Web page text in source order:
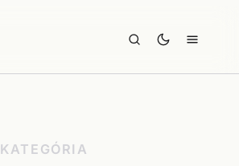
KATEGÓRIA